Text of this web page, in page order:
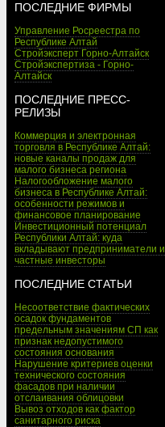
ПОСЛЕДНИЕ ФИРМЫ
Управление Росреестра по
Республике Алтай
Стройэксперт Горно-Алтайск
Стройэкспертиза - Горно-
Алтайск
ПОСЛЕДНИЕ ПРЕСС-
РЕЛИЗЫ
Коммерция и электронная
торговля в Республике Алтай:
новые каналы продаж для
малого бизнеса региона
Налогообложение малого
бизнеса в Республике Алтай:
особенности режимов и
финансовое планирование
Инвестиционный потенциал
Республики Алтай: куда
вкладывают предприниматели и
частные инвесторы
ПОСЛЕДНИЕ СТАТЬИ
Несоответствие фактических
осадок фундаментов
предельным значениям СП как
признак недопустимого
состояния основания
Нарушение критериев оценки
технического состояния
фасадов при наличии
отслаивания облицовки
Вывоз отходов как фактор
санитарного риска